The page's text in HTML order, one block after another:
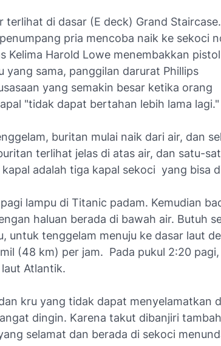
terlihat di dasar (E deck) Grand
pria mencoba naik ke sekoci
Kelima Harold Lowe menembakkan
yang sama, panggilan darurat Phillips
yang semakin besar ketika orang
"tidak dapat bertahan lebih lama lagi."
buritan mulai naik dari air, dan
terlihat jelas di atas air, dan satu-
adalah tiga kapal sekoci yang bisa
lampu di Titanic padam. Kemudian
haluan berada di bawah air. Butuh
untuk tenggelam menuju ke dasar laut
(48 km) per jam. Pada pukul 2:20
Atlantik.
kru yang tidak dapat menyelamatkan
dingin. Karena takut dibanjiri
selamat dan berada di sekoci